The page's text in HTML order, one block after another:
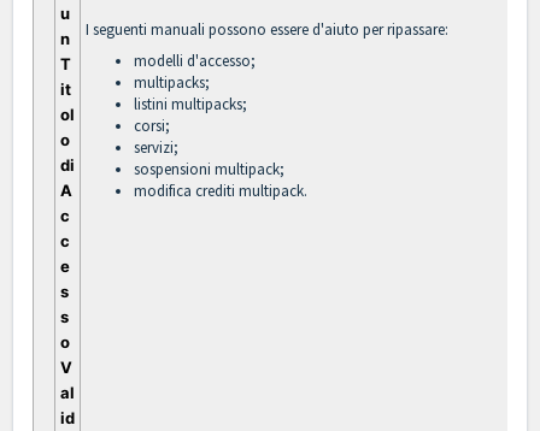
u
n
T
it
ol
o
di
A
c
c
e
s
s
o
V
al
id
I seguenti manuali possono essere d'aiuto per ripassare:
modelli d'accesso;
multipacks;
listini multipacks;
corsi;
servizi;
sospensioni multipack;
modifica crediti multipack.